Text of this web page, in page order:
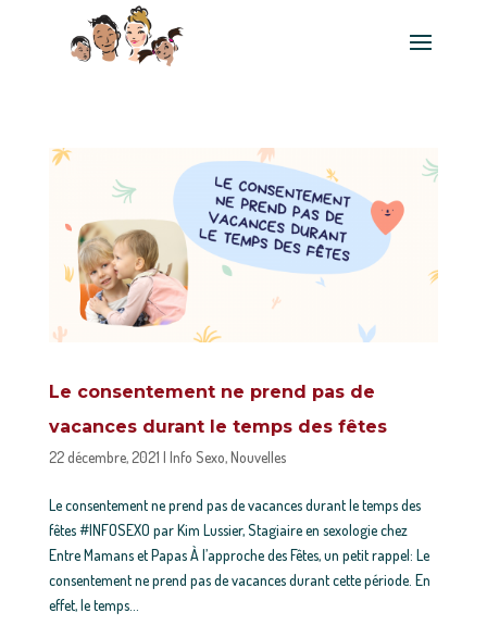
Le consentement ne prend pas de
vacances durant le temps des fêtes
22 décembre, 2021 | Info Sexo,Nouvelles
Le consentement ne prend pas de vacances durant le temps des
fêtes #INFOSEXO par Kim Lussier, Stagiaire en sexologie chez
Entre Mamans et Papas À l’approche des Fêtes, un petit rappel: Le
consentement ne prend pas de vacances durant cette période. En
effet, le temps...